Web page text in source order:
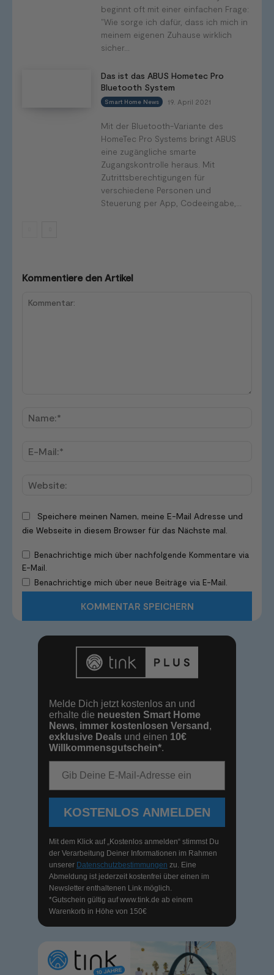
beginnt oft mit einer einfachen Frage:
"Wie sorge ich dafür, dass ich mich in
meinem eigenen Zuhause wirklich
sicher...
Das ist das ABUS Hometec Pro
Bluetooth System
Smart Home News 19. April 2021
Mit der Bluetooth-Variante des
HomeTec Pro Systems bringt ABUS
eine zugängliche smarte
Zugangskontrolle heraus. Mit
Zutrittsberechtigungen für
verschiedene Personen und
Steuerung per App, Codeeingabe,...
Kommentiere den Artikel
Speichere meinen Namen, meine E-Mail Adresse und
die Webseite in diesem Browser für das Nächste mal.
Benachrichtige mich über nachfolgende Kommentare via
E-Mail.
Benachrichtige mich über neue Beiträge via E-Mail.
Melde Dich jetzt kostenlos an und
erhalte die neuesten Smart Home
News, immer kostenlosen Versand ,
exklusive Deals und einen 10€
Willkommensgutschein*.
KOSTENLOS ANMELDEN
Mit dem Klick auf „Kostenlos anmelden“ stimmst Du
der Verarbeitung Deiner Informationen im Rahmen
unserer Datenschutzbestimmungen zu. Eine
Abmeldung ist jederzeit kostenfrei über einen im
Newsletter enthaltenen Link möglich.
*Gutschein gültig aufwww.tink.de ab einem
Warenkorb in Höhe von 150€